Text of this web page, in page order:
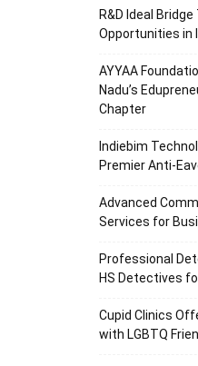
R&D Ideal
Opportunities in
AYYAA
Nadu’s
Chapter
Indiebim
Premier Anti-
Advanced
Services for
Professional
HS Detectives
Cupid Clinics
with LGBTQ